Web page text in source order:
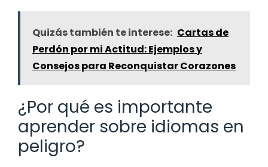
Quizás también te interese: Cartas de
Perdón por mi Actitud: Ejemplos y
Consejos para Reconquistar Corazones
¿Por qué es importante
aprender sobre idiomas en
peligro?